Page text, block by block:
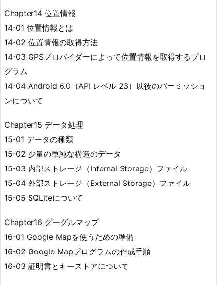
Chapter14 位置情報
14-01 位置情報とは
14-02 位置情報の取得方法
14-03 GPSプロバイダーによって位置情報を取得するプロ
グラム
14-04 Android 6.0（API レベル 23）以後のパーミッショ
ンについて
Chapter15 データ処理
15-01 データの種類
15-02 少量の単純な構造のデータ
15-03 内部ストレージ（Internal Storage）ファイル
15-04 外部ストレージ（External Storage）ファイル
15-05 SQLiteについて
Chapter16 グーグルマップ
16-01 Google Mapを使うための準備
16-02 Google Mapプログラムの作成手順
16-03 証明書とキーストアについて